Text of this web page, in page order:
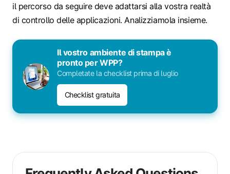
il percorso da seguire deve adattarsi alla vostra realtà
di controllo delle applicazioni. Analizziamola insieme.
Il vostro ambiente di stampa è
pronto per WPP?
Completate la checklist prima di luglio
Checklist gratuita